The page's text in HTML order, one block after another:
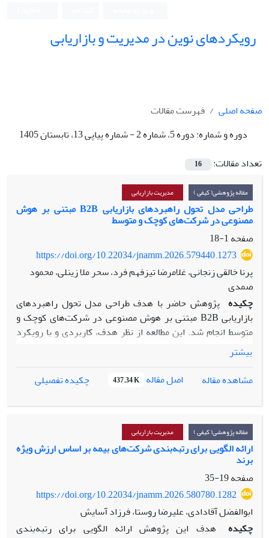
رویکردهای نوین در مدیریت و بازاریابی
صفحه اصلی
فهرست مقالات
دوره و شماره:دوره 5، شماره 2 - شماره پیاپی 13، تابستان 1405
تعداد مقالات:
16
مقاله پژوهشی( کیفی ) مدیریت بازاریابی
طراحی مدل تحول راهبردهای بازاریابی B2B مبتنی بر هوش
مصنوعی در شرکت‌های کوچک و متوسط
صفحه1-18
https://doi.org/10.22034/jnamm.2026.579440.1273
پرنا خالقی زنجانی، غلامرضا تیزفهم فرد، سحر ملا زینلی، محمود
صمدی
چکیده پژوهش حاضر با هدف طراحی مدل تحول راهبردهای
بازاریابی B2B مبتنی بر هوش مصنوعی در شرکت‌های کوچک و
متوسط انجام شد. این مطالعه از نظر هدف، کاربردی و با رویکرد
کیفی مبتنی بر استراتژی نظریه داده‌بنیاد با رویکرد نظام‌مند
«استراوس و کوربین» طراحی و اجرا شده است. جامعه آماری
پژوهش شامل مدیران بازاریابی، خبرگان هوش مصنوعی بودند.
نمونه‌گیری به روش هدفمند انجام شد، فرآیند جمع‌آوری داده‌ها
تا دستیابی به اشباع نظری ادامه یافت که در نهایت با ۱۵ مصاحبه
پذیرفت. یافته‌ها نشان داد که عوامل علّی شامل ضرورت تحلیل
داده‌های کلان رقابتی، تغییر الگوهای تصمیم‌گیری خریداران
سازمانی و فشار برای کاهش هزینه‌های بازاریابی، نقش کلیدی در
آغاز این تحول دارند. عوامل زمینه‌ای شامل بلوغ دیجیتال سازمان
و کیفیت زیرساخت‌های داده‌ای، بستر لازم برای اجرای موفق
بازاریابی هوشمند را فراهم می‌آورند؛ در حالی که محدودیت منابع
مالی، پیچیدگی‌های فنی و مقاومت کارشناسان فروش سنتی
بیشتر
مشاهده مقاله
اصل مقاله 437.34 K چکیده تفصیلی
مقاله پژوهشی( کیفی ) مدیریت بازاریابی
ارائه الگویی برای رتبه‌بندی شرکت‌های بیمه بر اساس ارزش ویژه
برند
صفحه19-35
https://doi.org/10.22034/jnamm.2026.580780.1282
ابوالفضل آقادادی، علیرضا روستا، فرزاد آسایش
چکیده
هدف این پژوهش ارائه الگویی برای رتبه‌بندی